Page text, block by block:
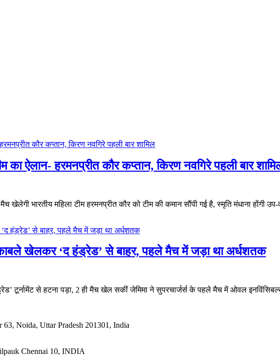
का ऐलान- हरमनप्रीत कौर कप्तान, किरण नवगिरे पहली बार
खेलेगी भारतीय महिला टीम हरमनप्रीत कौर को टीम की कमान सौंपी गई है, स्मृति मंधाना होंगी
खेलकर ‘द हंड्रेड’ से बाहर, पहले मैच में जड़ा था अर्धशतक
टूर्नामेंट से हटना पड़ा, 2 ही मैच खेल सकीं जेमिमा ने सुपरचार्जर्स के पहले मैच में ओवल
Noida, Uttar Pradesh 201301, India
Chennai 10, INDIA